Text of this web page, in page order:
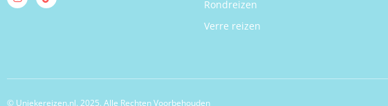
Ga op ontdekkingstocht
omgeving van Pé no
genoeg te doen. Dus
deze omgeving door
Rondreizen
Verre reizen
© Uniekereizen.nl. 2025. Alle Rechten Voorbehouden